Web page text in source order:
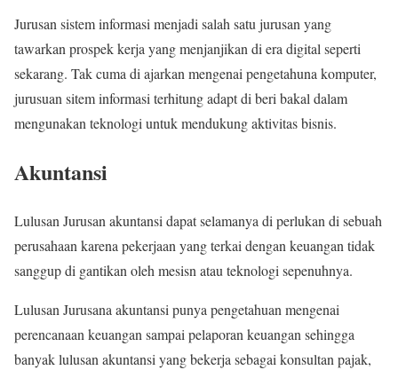
Jurusan sistem informasi menjadi salah satu jurusan yang
tawarkan prospek kerja yang menjanjikan di era digital seperti
sekarang. Tak cuma di ajarkan mengenai pengetahuna komputer,
jurusuan sitem informasi terhitung adapt di beri bakal dalam
mengunakan teknologi untuk mendukung aktivitas bisnis.
Akuntansi
Lulusan Jurusan akuntansi dapat selamanya di perlukan di sebuah
perusahaan karena pekerjaan yang terkai dengan keuangan tidak
sanggup di gantikan oleh mesisn atau teknologi sepenuhnya.
Lulusan Jurusana akuntansi punya pengetahuan mengenai
perencanaan keuangan sampai pelaporan keuangan sehingga
banyak lulusan akuntansi yang bekerja sebagai konsultan pajak,